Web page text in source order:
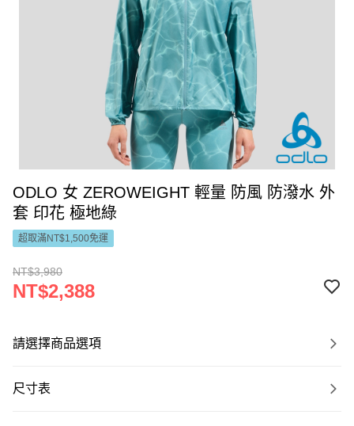
ODLO 女 ZEROWEIGHT 輕量 防風 防潑水 外
套 印花 極地綠
超取滿NT$1,500免運
NT$3,980
NT$2,388
請選擇商品選項
尺寸表